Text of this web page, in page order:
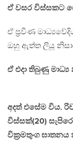
ඒ වසර විස්සකට
ඒ ප්‍රවීණ
ඔහු ඇත්ත ලියූ
ඒ එදා තිබුණු
අදත් එසේම විය.
විස්සක්(20)
වික්‍රමතුංග